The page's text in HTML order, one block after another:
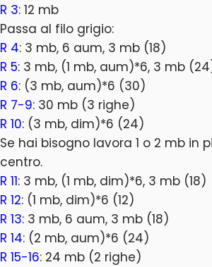
R 3: 12 mb
Passa al filo grigio:
R 4: 3 mb, 6 aum, 3 mb (18)
R 5: 3 mb, (1 mb, aum)*6, 3 mb
R 6: (3 mb, aum)*6 (30)
R 7-9: 30 mb (3 righe)
R 10: (3 mb, dim)*6 (24)
Se hai bisogno lavora 1 o 2 mb in
centro.
R 11: 3 mb, (1 mb, dim)*6, 3 mb (18)
R 12: (1 mb, dim)*6 (12)
R 13: 3 mb, 6 aum, 3 mb (18)
R 14: (2 mb, aum)*6 (24)
R 15-16: 24 mb (2 righe)